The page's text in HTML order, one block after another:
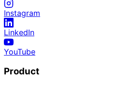
Instagram
LinkedIn
YouTube
Product